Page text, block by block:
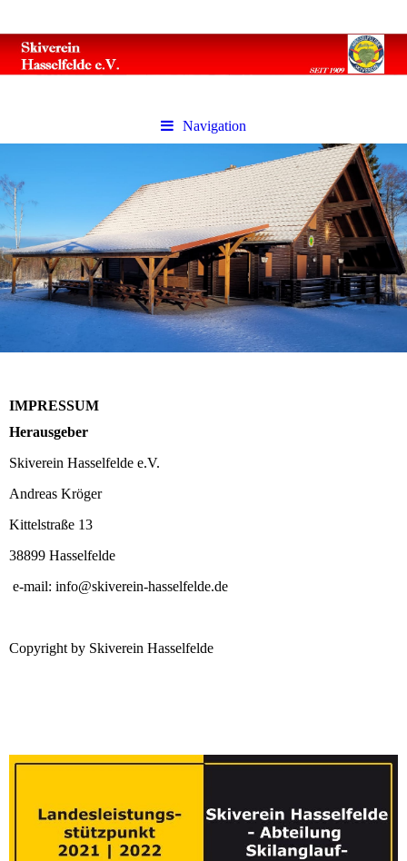
Navigation
IMPRESSUM
Herausgeber
Skiverein Hasselfelde e.V.
Andreas Kröger
Kittelstraße 13
38899 Hasselfelde
e-mail: info@skiverein-hasselfelde.de
Copyright by Skiverein Hasselfelde